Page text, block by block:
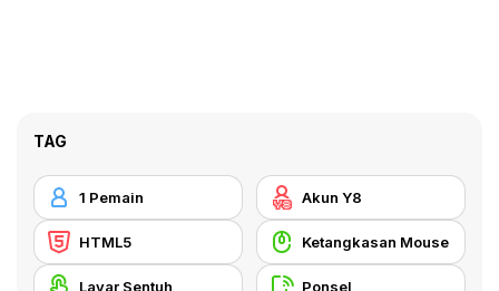
TAG
1 Pemain Akun Y8
HTML5 Ketangkasan Mouse
Layar Sentuh Ponsel